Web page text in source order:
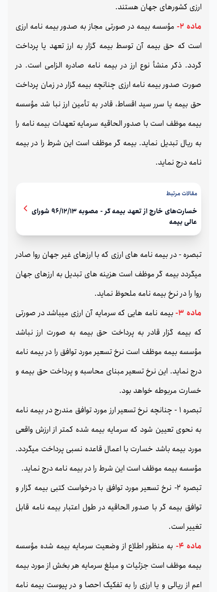
ارزی کشورهای جهان هستند.
ماده 2-
مؤسسه بیمه در صورتی مجاز به صدور بیمه نامه ارزی
است که حق بیمه آن توسط بیمه گزار به ارز تعهد یا پرداخت
گردد. ذکر منشأ نوع ارز در بیمه نامه صادره الزامی است. در
صورت صدور بیمه نامه ارزی چنانچه بیمه گزار در زمان پرداخت
حق بیمه یا سرر سید اقساط، قادر به تأمین ارز نبا شد مؤسسه
بیمه موظف است با صدور الحاقیه سرمایه تعهدات بیمه نامه را
به ریال تبدیل نماید. بیمه گر موظف است این شرط را در بیمه
نامه درج نماید.
مقالات مرتبط
خسارت‌های خارج از تعهد بیمه گر - مصوبه 96/12/13 شورای
عالی بیمه
تبصره - در بیمه نامه های ارزی که با ارزهای غیر جهان روا صادر
میگردد بیمه گر موظف است هزینه های تبدیل به ارزهای جهان
روا را در نرخ بیمه نامه ملحوظ نماید.
ماده 3-
بیمه نامه هایی که سرمایه آن ارزی میباشد در صورتی
که بیمه گزار قادر به پرداخت حق بیمه به صورت ارز نباشد
مؤسسه بیمه موظف است نرخ تسعير مورد توافق را در بیمه نامه
درج نماید. این نرخ تسعير مبنای محاسبه و پرداخت حق بیمه و
خسارت مربوطه خواهد بود.
تبصره 1 - چنانچه نرخ تسعير ارز مورد توافق مندرج در بیمه نامه
به نحوی تعیین شود که سرمایه بیمه شده کمتر از ارزش واقعی
مورد بیمه باشد خسارت با اعمال قاعده نسبی پرداخت میگردد.
مؤسسه بیمه موظف است این شرط را در بیمه نامه درج نماید.
تبصره 2- نرخ تسعیر مورد توافق با درخواست کتبی بیمه گزار و
توافق بیمه گر با صدور الحاقیه در طول اعتبار بیمه نامه قابل
تغییر است.
ماده 4-
به منظور اطلاع از وضعیت سرمایه بیمه شده مؤسسه
بیمه موظف است جزئیات و مبلغ سرمایه هر بخش از مورد بیمه
اعم از ریالی و یا ارزی را به تفکیک احصا و در پیوست بیمه نامه